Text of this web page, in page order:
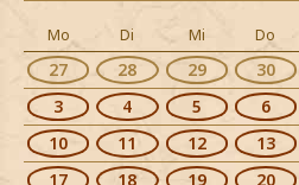
Mo Di Mi Do
27 28 29 30
3
4 5 6
10
11 12 13
17
18 19 20